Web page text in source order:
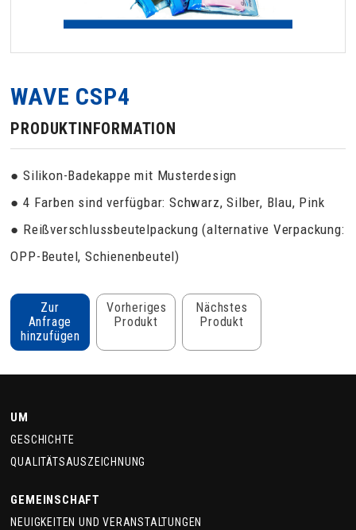
WAVE CSP4
PRODUKTINFORMATION
● Silikon-Badekappe mit Musterdesign
● 4 Farben sind verfügbar: Schwarz, Silber, Blau, Pink
● Reißverschlussbeutelpackung (alternative Verpackung:
OPP-Beutel, Schienenbeutel)
Zur
Anfrage
hinzufügen
Vorheriges
Produkt
Nächstes
Produkt
UM
GESCHICHTE
QUALITÄTSAUSZEICHNUNG
GEMEINSCHAFT
NEUIGKEITEN UND VERANSTALTUNGEN